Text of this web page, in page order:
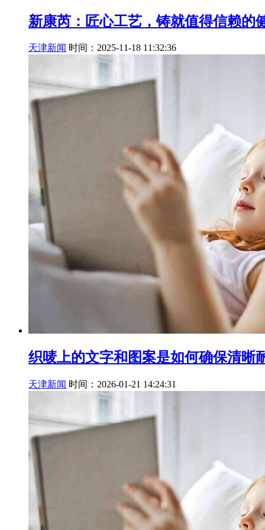
新康芮：匠心工艺，铸就值得信赖的
天津新闻 时间：2025-11-18 11:32:36
织唛上的文字和图案是如何确保清晰
天津新闻 时间：2026-01-21 14:24:31